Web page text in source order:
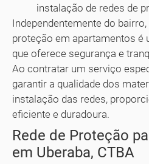
instalação de redes de
Independentemente do
proteção em apartamentos é
que oferece segurança e
Ao contratar um serviço
garantir a qualidade dos
instalação das redes,
eficiente e duradoura.
Rede de Proteção
em Uberaba, CTBA